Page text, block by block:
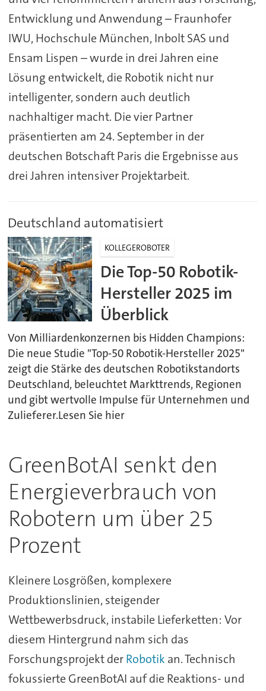
Entwicklung und Anwendung – Fraunhofer
IWU, Hochschule München, Inbolt SAS und
Ensam Lispen – wurde in drei Jahren eine
Lösung entwickelt, die Robotik nicht nur
intelligenter, sondern auch deutlich
nachhaltiger macht. Die vier Partner
präsentierten am 24. September in der
deutschen Botschaft Paris die Ergebnisse aus
drei Jahren intensiver Projektarbeit.
Deutschland automatisiert
KOLLEGEROBOTER
Die Top-50 Robotik-
Hersteller 2025 im
Überblick
Von Milliardenkonzernen bis Hidden Champions:
Die neue Studie "Top-50 Robotik-Hersteller 2025"
zeigt die Stärke des deutschen Robotikstandorts
Deutschland, beleuchtet Markttrends, Regionen
und gibt wertvolle Impulse für Unternehmen und
Zulieferer.Lesen Sie hier
GreenBotAI senkt den
Energieverbrauch von
Robotern um über 25
Prozent
Kleinere Losgrößen, komplexere
Produktionslinien, steigender
Wettbewerbsdruck, instabile Lieferketten: Vor
diesem Hintergrund nahm sich das
Forschungsprojekt derRobotik an. Technisch
fokussierte GreenBotAI auf die Reaktions- und